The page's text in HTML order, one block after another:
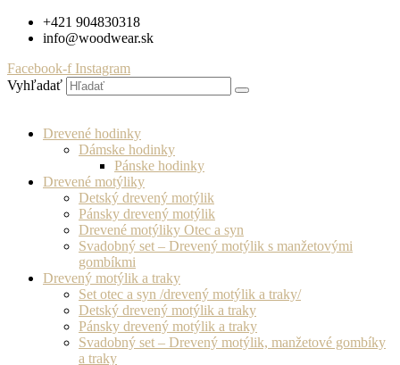
Preskočiť+421 904830318
info@woodwear.sk
Facebook-f Instagram
Vyhľadať
Drevené hodinky
Dámske hodinky
Pánske hodinky
Drevené motýliky
Detský drevený motýlik
Pánsky drevený motýlik
Drevené motýliky Otec a syn
Svadobný set – Drevený motýlik s manžetovými
gombíkmi
Drevený motýlik a traky
Set otec a syn /drevený motýlik a traky/
Detský drevený motýlik a traky
Pánsky drevený motýlik a traky
Svadobný set – Drevený motýlik, manžetové gombíky
a traky